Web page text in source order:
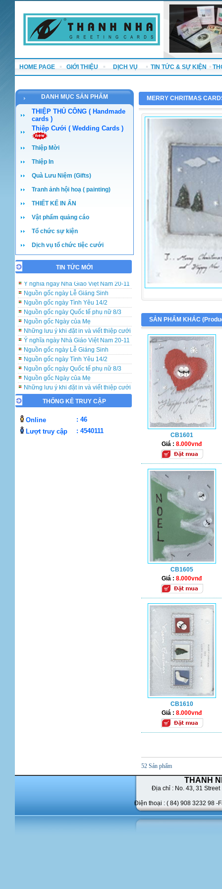
HOME PAGE GIỚI THIỆU DỊCH VỤ TIN TỨC & SỰ KIỆN
DANH MỤC SẢN PHẨM
THIỆP THỦ CÔNG ( Handmade
cards )
Thiệp Cưới ( Wedding Cards )
Thiệp Mời
Thiệp In
Quà Lưu Niệm (Gifts)
Tranh ảnh hội hoạ ( painting)
THIẾT KẾ IN ẤN
Vật phẩm quảng cáo
Tổ chức sự kiện
Dịch vụ tổ chức tiệc cưới
TIN TỨC MỚI
Những lưu ý khi đặt in và viết thiệp cưới
Ý nghĩa ngày Nhà Giáo Việt Nam 20-11
Nguồn gốc ngày Lễ Giáng Sinh
Nguồn gốc ngày Tình Yêu 14/2
Nguồn gốc ngày Quốc tế phụ nữ 8/3
Nguồn gốc Ngày của Mẹ
Những lưu ý khi đặt in và viết thiệp cưới
Ý nghĩa ngày Nhà Giáo Việt Nam 20-11
Nguồn gốc ngày Lễ Giáng Sinh
Nguồn gốc ngày Tình Yêu 14/2
Nguồn gốc ngày Quốc tế phụ nữ 8/3
Nguồn gốc Ngày của Mẹ
Những lưu ý khi đặt in và viết thiệp cưới
Ý nghĩa ngày Nhà Giáo Việt Nam 20-11
Nguồn gốc ngày Lễ Giáng Sinh
Nguồn gốc ngày Quốc tế phụ nữ 8/3
Nguồn gốc Ngày của Mẹ
THỐNG KÊ TRUY CẬP
Online
: 46
Lượt truy cập
: 4540111
MERRY CHRITMAS
SẢN PHẨM KHÁC (
CB1601
Giá :8.000vnđ
CB1605
Giá :8.000vnđ
CB1610
Giá :8.000vnđ
52 Sản phẩm
THANH
Địa chỉ : No. 43, 31 Street
Điện thoại : ( 84) 908 3232 98 -